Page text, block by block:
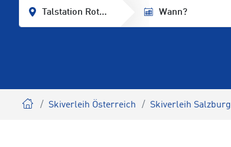
Talstation Rote 8er Gondel Wann?
Skiverleih Österreich Skiverleih Salzburg